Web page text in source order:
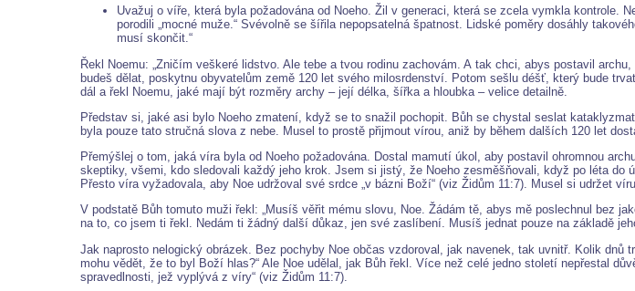
Uvažuj o víře, která byla požadována od Noeho. Žil v generaci, která se zcela vymkla kontrole.
porodili „mocné muže.“ Svévolně se šířila nepopsatelná špatnost. Lidské poměry dosáhly
musí skončit.“
Řekl Noemu: „Zničím veškeré lidstvo. Ale tebe a tvou rodinu zachovám. A tak chci, abys postavil
budeš dělat, poskytnu obyvatelům země 120 let svého milosrdenství. Potom sešlu déšť, který bude
dál a řekl Noemu, jaké mají být rozměry archy – její délka, šířka a hloubka – velice detailně.
Představ si, jaké asi bylo Noeho zmatení, když se to snažil pochopit. Bůh se chystal seslat
byla pouze tato stručná slova z nebe. Musel to prostě přijmout vírou, aniž by během dalších 120 let
Přemýšlej o tom, jaká víra byla od Noeho požadována. Dostal mamutí úkol, aby postavil ohromnou
skeptiky, všemi, kdo sledovali každý jeho krok. Jsem si jistý, že Noeho zesměšňovali, když po léta
Přesto víra vyžadovala, aby Noe udržoval své srdce „v bázni Boží“ (viz Židům 11:7). Musel si udržet
V podstatě Bůh tomuto muži řekl: „Musíš věřit mému slovu, Noe. Žádám tě, abys mě poslechnul bez
na to, co jsem ti řekl. Nedám ti žádný další důkaz, jen své zaslíbení. Musíš jednat pouze na základě
Jak naprosto nelogický obrázek. Bez pochyby Noe občas vzdoroval, jak navenek, tak uvnitř. Kolik
mohu vědět, že to byl Boží hlas?“ Ale Noe udělal, jak Bůh řekl. Více než celé jedno století nepřestal
spravedlnosti, jež vyplývá z víry“ (viz Židům 11:7).